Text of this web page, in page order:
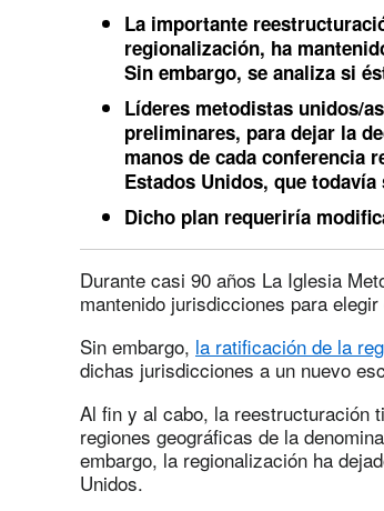
La importante
regionalización, ha
Sin embargo, se analiza si
Líderes metodistas unidos/
preliminares, para dejar la
manos de cada conferencia
Estados Unidos, que
Dicho plan requeriría
Durante casi 90 años La Iglesia
mantenido jurisdicciones para
Sin embargo, la ratificación de la
dichas jurisdicciones a un nuevo
Al fin y al cabo, la reestructuración
regiones geográficas de la
embargo, la regionalización ha
Unidos.